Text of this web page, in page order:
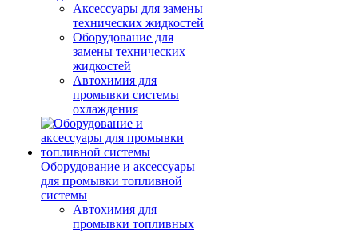
Аксессуары для замены
технических жидкостей
Оборудование для
замены технических
жидкостей
Автохимия для
промывки системы
охлаждения
Оборудование и аксессуары
для промывки топливной
системы
Автохимия для
промывки топливных